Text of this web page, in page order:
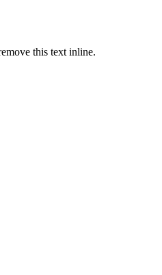
this text inline.